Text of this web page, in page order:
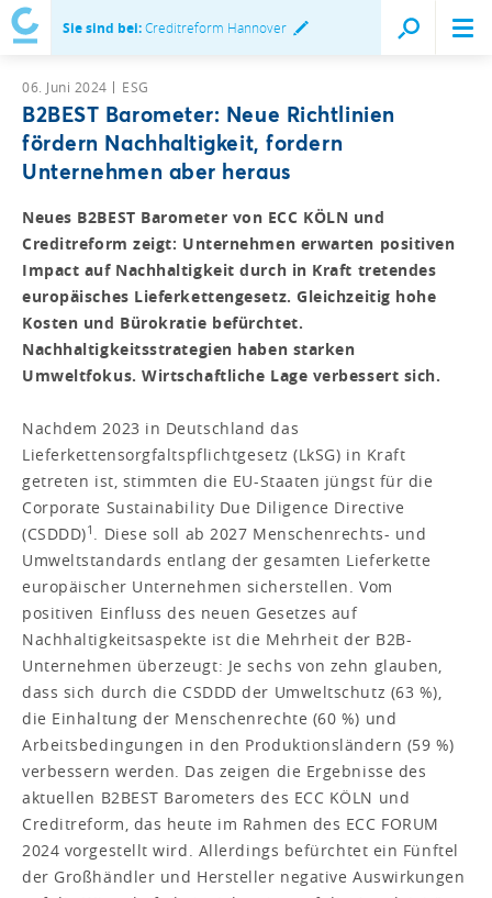
Sie sind bei:Creditreform Hannover
06. Juni 2024 ESG
B2BEST Barometer: Neue Richtlinien
fördern Nachhaltigkeit, fordern
Unternehmen aber heraus
Neues B2BEST Barometer von ECC KÖLN und
Creditreform zeigt: Unternehmen erwarten positiven
Impact auf Nachhaltigkeit durch in Kraft tretendes
europäisches Lieferkettengesetz. Gleichzeitig hohe
Kosten und Bürokratie befürchtet.
Nachhaltigkeitsstrategien haben starken
Umweltfokus. Wirtschaftliche Lage verbessert sich.
Nachdem 2023 in Deutschland das
Lieferkettensorgfaltspflichtgesetz (LkSG) in Kraft
getreten ist, stimmten die EU-Staaten jüngst für die
Corporate Sustainability Due Diligence Directive
(CSDDD)1 . Diese soll ab 2027 Menschenrechts- und
Umweltstandards entlang der gesamten Lieferkette
europäischer Unternehmen sicherstellen. Vom
positiven Einfluss des neuen Gesetzes auf
Nachhaltigkeitsaspekte ist die Mehrheit der B2B-
Unternehmen überzeugt: Je sechs von zehn glauben,
dass sich durch die CSDDD der Umweltschutz (63 %),
die Einhaltung der Menschenrechte (60 %) und
Arbeitsbedingungen in den Produktionsländern (59 %)
verbessern werden. Das zeigen die Ergebnisse des
aktuellen B2BEST Barometers des ECC KÖLN und
Creditreform, das heute im Rahmen des ECC FORUM
2024 vorgestellt wird. Allerdings befürchtet ein Fünftel
der Großhändler und Hersteller negative Auswirkungen